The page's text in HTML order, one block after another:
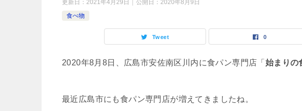
更新日： 2021年4月29日 公開日： 2020年8月9日
食べ物
Tweet 0
2020年8月8日、広島市安佐南区川内に食パン専門店「 始まりの
最近広島市にも食パン専門店が増えてきましたね。